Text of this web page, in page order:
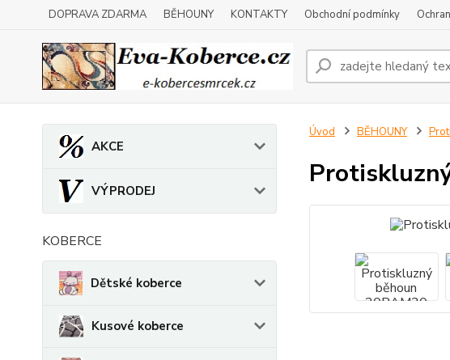
DOPRAVA ZDARMA BĚHOUNY KONTAKTY Obchodní podmínky
AKCE
VÝPRODEJ
KOBERCE
Dětské koberce
Kusové koberce
Úvod BĚHOUNY